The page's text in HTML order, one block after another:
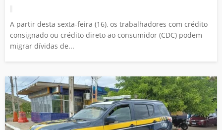
A partir desta sexta-feira (16), os trabalhadores com crédito
consignado ou crédito direto ao consumidor (CDC) podem
migrar dívidas de...